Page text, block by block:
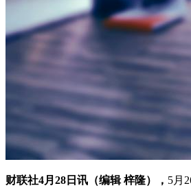
财联社4月28日讯（编辑 梓隆）， 5月